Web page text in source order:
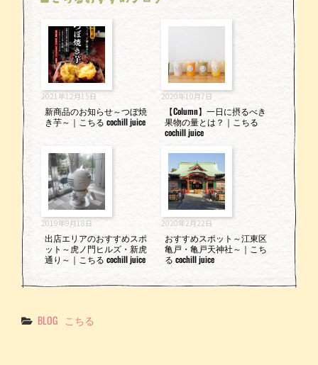
2021年12月15日
新商品のお知らせ～つぼ焼
き芋～｜こちる cochill juice
2020年10月7日
【Column】一日に摂るべき
果物の量とは？｜こちる
cochill juice
2019年9月18日
出店エリアのおすすめスポ
ット～虎ノ門ヒルズ・新虎
通り～｜こちる cochill juice
2020年2月22日
おすすめスポット～江東区
亀戸・亀戸天神社～｜こち
る cochill juice
Categories
BLOG こちる